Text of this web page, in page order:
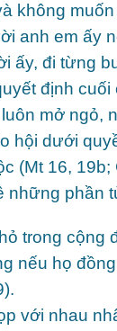
không
anh em ấy
ấy, đi từng
định cuối
mở ngỏ,
hội dưới
(Mt 16, 19b;
những phần
trong cộng
nếu họ
với nhau